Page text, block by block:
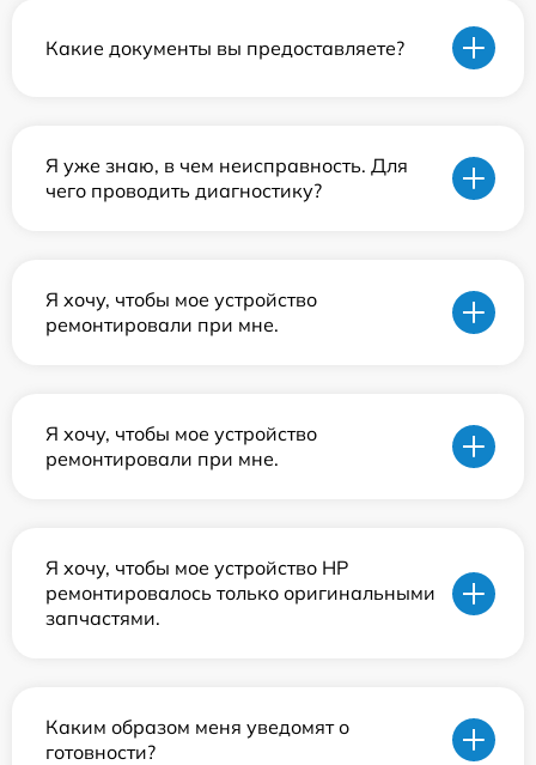
Какие документы вы предоставляете?
Я уже знаю, в чем неисправность. Для
чего проводить диагностику?
Я хочу, чтобы мое устройство
ремонтировали при мне.
Я хочу, чтобы мое устройство
ремонтировали при мне.
Я хочу, чтобы мое устройство HP
ремонтировалось только оригинальными
запчастями.
Каким образом меня уведомят о
готовности?